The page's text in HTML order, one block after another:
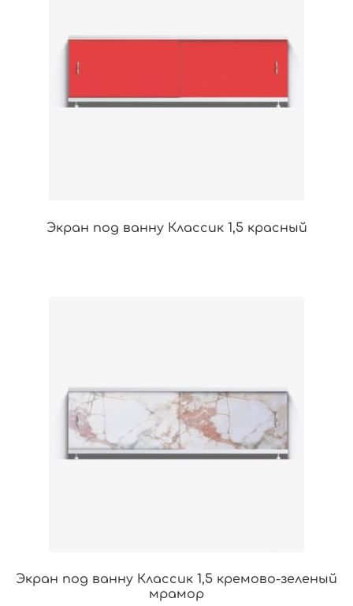
Экран под ванну Классик 1,5 красный
Экран под ванну Классик 1,5 кремово-зеленый
мрамор